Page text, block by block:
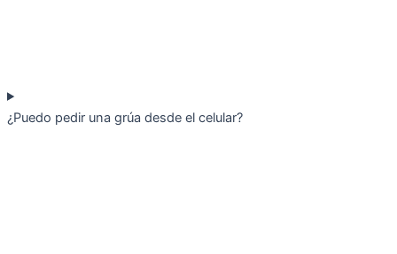
¿Puedo pedir una grúa desde el celular?